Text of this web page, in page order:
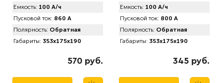
Емкость: 100 А/ч
Пусковой ток: 860 А
Полярность: Обратная
Габариты: 353x175x190
570 руб.
Емкость: 100 А/ч
Пусковой ток: 800 А
Полярность: Обратная
Габариты: 353x175x190
345 руб.